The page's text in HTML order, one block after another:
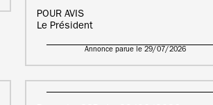
POUR AVIS
Le Président
Annonce parue le 29/07/2026